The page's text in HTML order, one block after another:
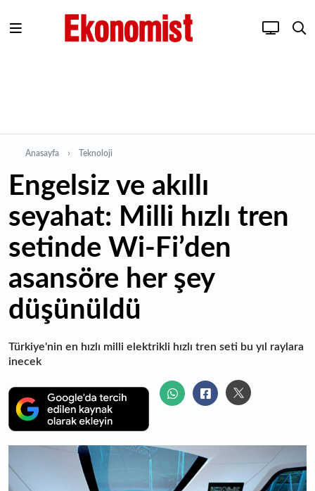
Anasayfa Teknoloji
Engelsiz ve akıllı
seyahat: Milli hızlı tren
setinde Wi-Fi’den
asansöre her şey
düşünüldü
Türkiye'nin en hızlı milli elektrikli hızlı tren seti bu yıl raylara
inecek